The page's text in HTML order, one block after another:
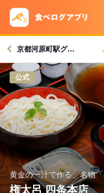
京都河原町駅グルメへ
公式
黄金の一汁で作る、名物
権太呂 四条本店